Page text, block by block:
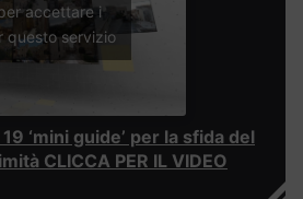
accettare i
questo servizio
‘mini guide’ per la sfida del
CLICCA PER IL VIDEO